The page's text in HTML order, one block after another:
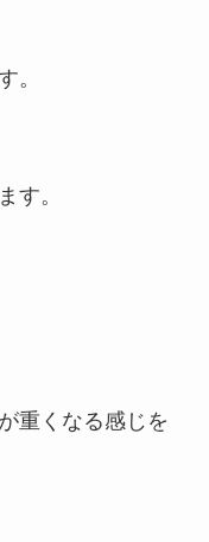
。
す。
重くなる感じを